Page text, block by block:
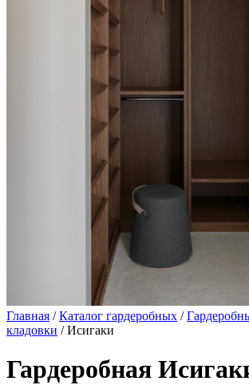
Главная /Каталог гардеробных /
кладовки / Исигаки
Гардеробная